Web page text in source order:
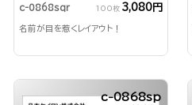
c-0868sqr 100枚 3,080円
名前が目を惹くレイアウト！
c-0868sp